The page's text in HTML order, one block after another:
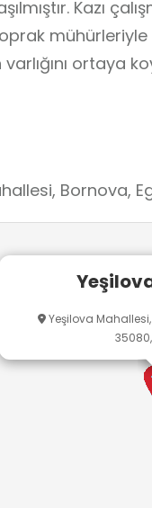
Kazı
mühürleriyle
ortaya
Bornova,
Yeşilova